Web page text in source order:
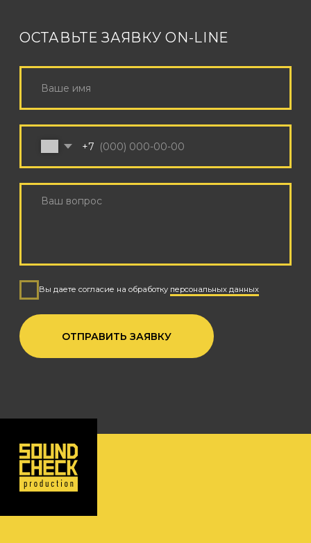
КОНТАКТЫ
Политика обработки персональных данных
PRODUCTION